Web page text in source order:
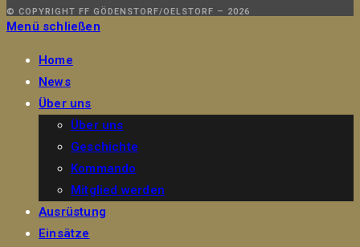
© COPYRIGHT FF GÖDENSTORF/OELSTORF – 2026
Menü schließen
Home
News
Über uns
Über uns
Geschichte
Kommando
Mitglied werden
Ausrüstung
Einsätze